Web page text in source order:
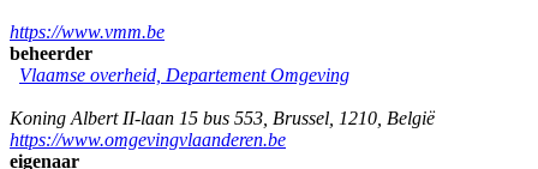
https://www.vmm.be
beheerder
Vlaamse overheid, Departement Omgeving
Koning Albert II-laan 15 bus 553 Brussel 1210 België
https://www.omgevingvlaanderen.be
eigenaar